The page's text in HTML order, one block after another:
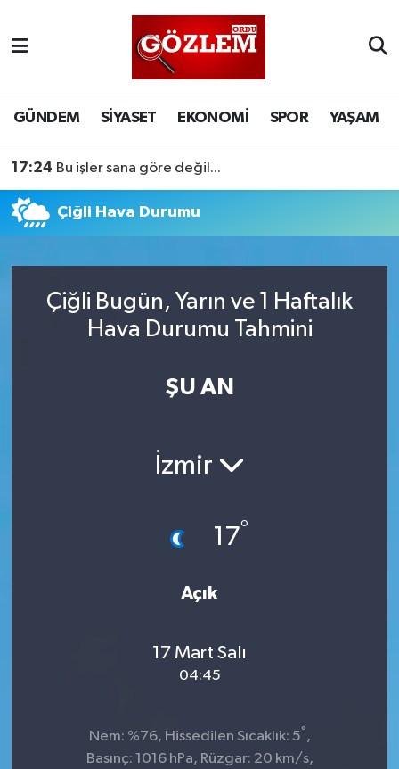
GÜNDEM SİYASET EKONOMİ SPOR YAŞAM
17:24 Bu işler sana göre değil...
Çiğli Hava Durumu
Çiğli Bugün, Yarın ve 1 Haftalık
Hava Durumu Tahmini
ŞU AN
İzmir
17°
Açık
17 Mart Salı
04:45
Nem: %76, Hissedilen Sıcaklık: 5° ,
Basınç: 1016 hPa, Rüzgar: 20 km/s,
SİYASET
EKONOMİ
SPOR
EĞİTİM
Ordu Nöbetçi Eczaneler
Ordu Hava Durumu
Ordu Namaz Vakitleri
Ordu Trafik Yoğunluk Haritası
Tüm Manşetler
Son Dakika Haberleri